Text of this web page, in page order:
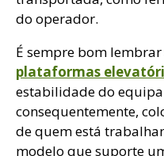
do operador.
É sempre bom
plataformas
estabilidade do
consequentemente,
de quem está
modelo que suporte